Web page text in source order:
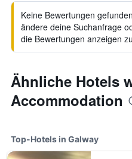
Keine Bewertungen
ändere deine Suchanfrage
die Bewertungen anzeigen
Ähnliche Hotels
Accommodation
Top-Hotels in Galway